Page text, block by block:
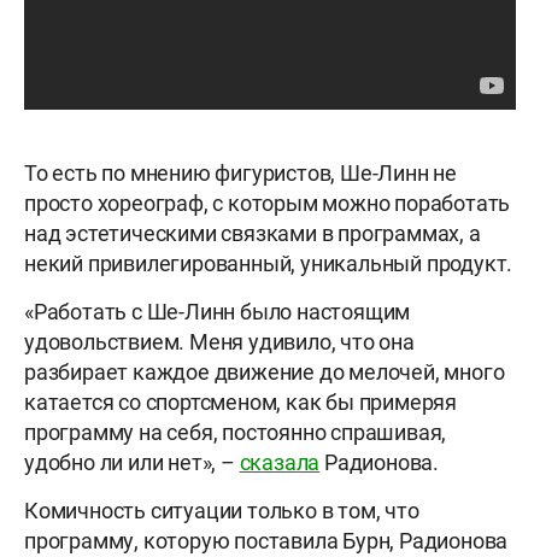
То есть по мнению фигуристов, Ше-Линн не
просто хореограф, с которым можно поработать
над эстетическими связками в программах, а
некий привилегированный, уникальный продукт.
«Работать с Ше-Линн было настоящим
удовольствием. Меня удивило, что она
разбирает каждое движение до мелочей, много
катается со спортсменом, как бы примеряя
программу на себя, постоянно спрашивая,
удобно ли или нет», – сказала Радионова.
Комичность ситуации только в том, что
программу, которую поставила Бурн, Радионова